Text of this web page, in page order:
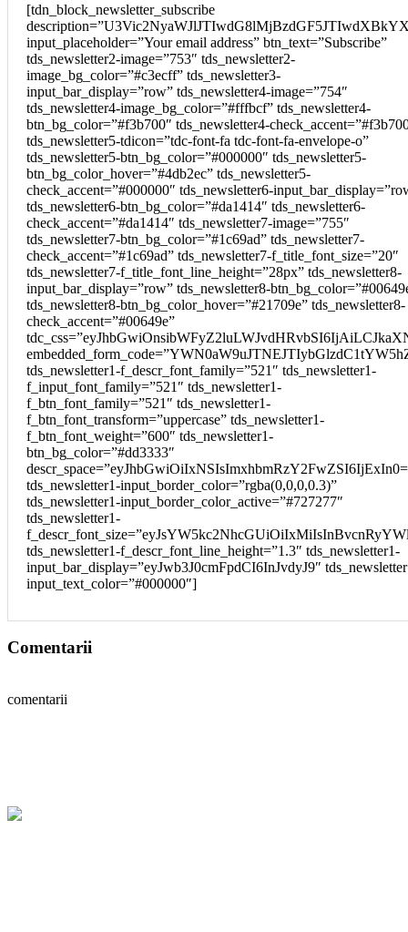
[tdn_block_newsletter_subscribe
input_placeholder=”Your email address” btn_text=”Subscribe”
tds_newsletter2-image=”753″ tds_newsletter2-
image_bg_color=”#c3ecff” tds_newsletter3-
input_bar_display=”row” tds_newsletter4-image=”754″
tds_newsletter4-image_bg_color=”#fffbcf” tds_newsletter4-
btn_bg_color=”#f3b700″ tds_newsletter4-
tds_newsletter5-tdicon=”tdc-font-fa tdc-font-fa-envelope-o”
tds_newsletter5-btn_bg_color=”#000000″ tds_newsletter5-
btn_bg_color_hover=”#4db2ec” tds_newsletter5-
check_accent=”#000000″ tds_newsletter6-
tds_newsletter6-btn_bg_color=”#da1414″ tds_newsletter6-
check_accent=”#da1414″ tds_newsletter7-image=”755″
tds_newsletter7-btn_bg_color=”#1c69ad” tds_newsletter7-
check_accent=”#1c69ad” tds_newsletter7-f_title_font_size=”20″
tds_newsletter7-f_title_font_line_height=”28px” tds_newsletter8-
input_bar_display=”row” tds_newsletter8-
tds_newsletter8-btn_bg_color_hover=”#21709e” tds_newsletter8-
check_accent=”#00649e”
tds_newsletter1-f_descr_font_family=”521″ tds_newsletter1-
f_input_font_family=”521″ tds_newsletter1-
f_btn_font_family=”521″ tds_newsletter1-
f_btn_font_transform=”uppercase” tds_newsletter1-
f_btn_font_weight=”600″ tds_newsletter1-
btn_bg_color=”#dd3333″
tds_newsletter1-input_border_color=”rgba(0,0,0,0.3)”
tds_newsletter1-input_border_color_active=”#727277″
tds_newsletter1-
tds_newsletter1-f_descr_font_line_height=”1.3″ tds_newsletter1-
input_bar_display=”eyJwb3J0cmFpdCI6InJvdyJ9″
input_text_color=”#000000″]
Comentarii
comentarii